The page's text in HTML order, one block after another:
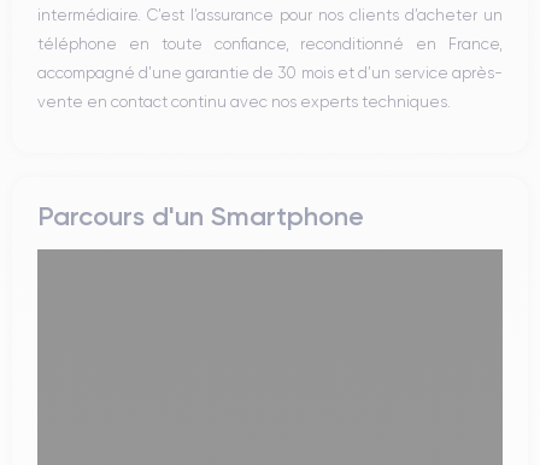
intermédiaire. C’est l’assurance pour nos clients d’acheter un
téléphone en toute confiance, reconditionné en France,
accompagné d’une garantie de 30 mois et d’un service après-
vente en contact continu avec nos experts techniques.
Parcours d'un Smartphone